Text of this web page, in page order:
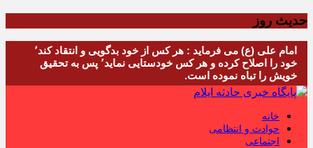
حدیث روز
امام علی (ع) می فرماید : هر کس از خود بدگویی و انتقاد کند٬
خود را اصلاح کرده و هر کس خودستایی نماید٬ پس به تحقیق
خویش را تباه نموده است.
خانه
حوادث و انتظامی
اجتماعی